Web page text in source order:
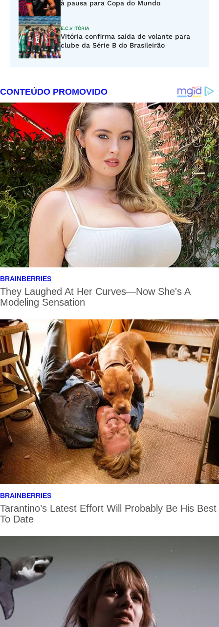
à pausa para Copa do Mundo
E.C.VITÓRIA
Vitória confirma saída de volante para
clube da Série B do Brasileirão